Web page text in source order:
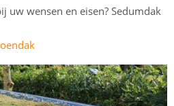
uw wensen en eisen? Sedumdak